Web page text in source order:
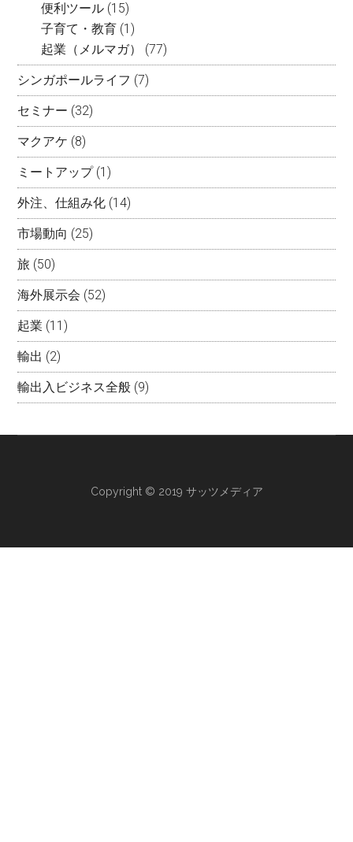
便利ツール (15)
子育て・教育 (1)
起業（メルマガ）
(77)
シンガポールライフ (7)
セミナー (32)
マクアケ (8)
ミートアップ(1)
外注、仕組み化 (14)
市場動向 (25)
旅 (50)
海外展示会 (52)
起業 (11)
輸出 (2)
輸出入ビジネス全般 (9)
Copyright © 2019 サッツメディア